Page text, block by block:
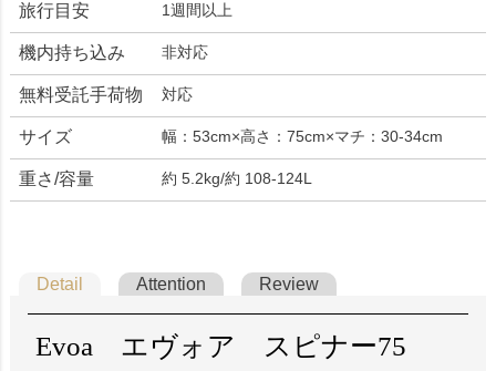
旅行目安 1週間以上
機内持ち込み 非対応
無料受託手荷物 対応
サイズ 幅：53cm×高さ：75cm×マチ：30-34cm
重さ/容量 約 5.2kg/約 108-124L
Detail Attention Review
Evoa エヴォア スピナー75